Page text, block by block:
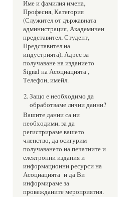
Име и фамилия имена,
Професия, Категория
(Служител от държавната
администрация, Академичен
представител, Студент,
Представител на
индустрията), Адрес за
получаване на изданието
Signal на Асоциацията ,
Телефон, имейл.
Защо е необходимо да
обработваме лични данни?
Вашите данни са ни
необходими, за да
регистрираме вашето
членство, да осигурим
получаването на печатните и
електронни издания и
информационни ресурси на
Асоциацията и да Ви
информираме за
провежданите мероприятия.